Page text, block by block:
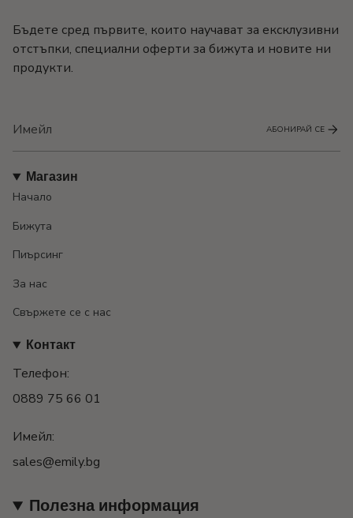
Бъдете сред първите, които научават за ексклузивни
отстъпки, специални оферти за бижута и новите ни
продукти.
АБОНИРАЙ СЕ
Магазин
Начало
Бижута
Пиърсинг
За нас
Свържете се с нас
Контакт
Телефон:
0889 75 66 01
Имейл:
sales@emily.bg
Полезна информация